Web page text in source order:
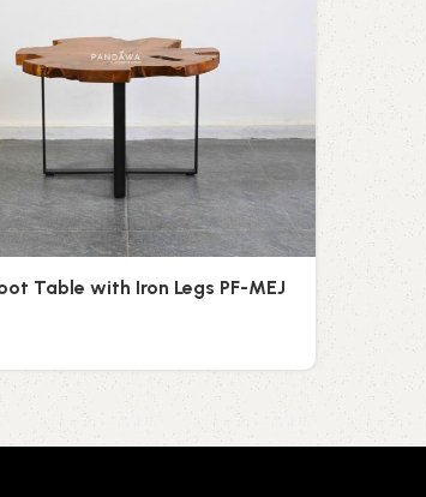
Table with Iron Legs PF-MEJ